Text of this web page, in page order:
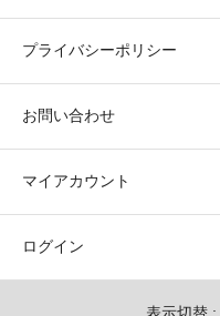
プライバシーポリシー
お問い合わせ
マイアカウント
ログイン